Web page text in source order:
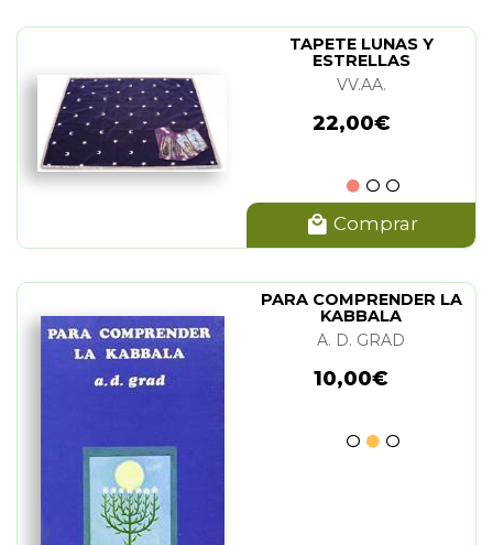
TAPETE LUNAS Y
ESTRELLAS
VV.AA.
22,00€
Comprar
PARA COMPRENDER LA
KABBALA
A. D. GRAD
10,00€